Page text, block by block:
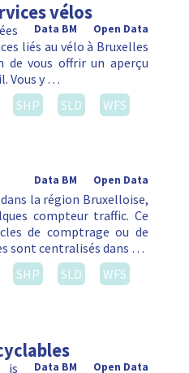
vélos
Open Data
Data BM
liés au vélo à Bruxelles
de vous offrir un aperçu
Vous y …
SHP SLD
WFS
Open Data
Data BM
la région Bruxelloise,
compteur traffic. Ce
de comptrage ou de
sont centralisés dans …
SHP SLD
WFS
Open Data
Data BM
is